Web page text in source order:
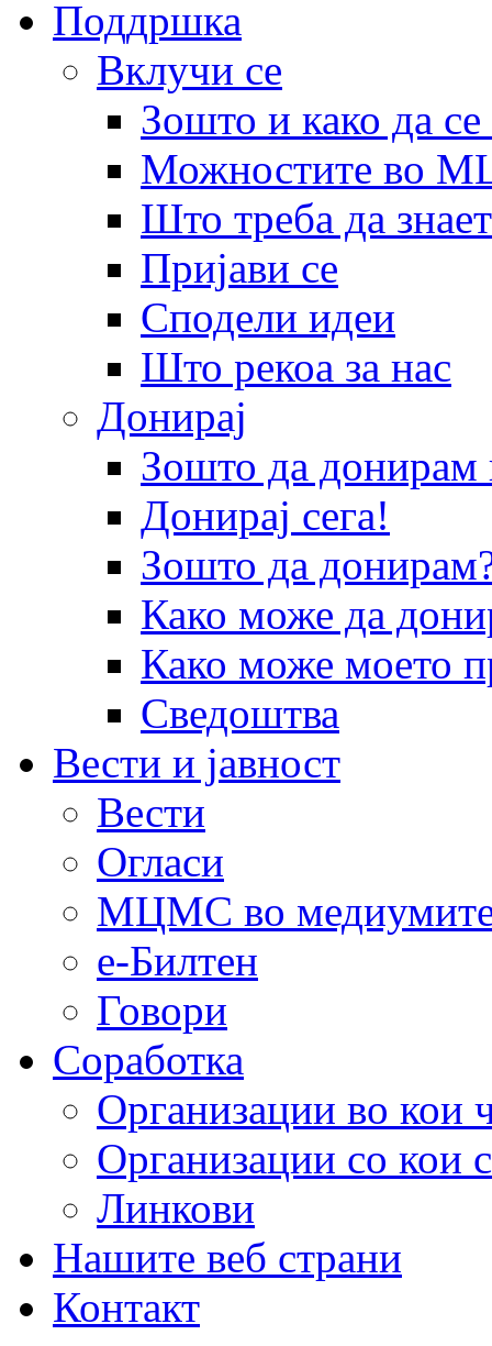
Поддршка
Вклучи се
Зошто и како да
Можностите во
Што треба да
Пријави се
Сподели идеи
Што рекоа за нас
Донирај
Зошто да
Донирај сега!
Зошто да
Како може да
Како може моето
Сведоштва
Вести и јавност
Вести
Огласи
МЦМС во
е-Билтен
Говори
Соработка
Организации во кои
Организации со кои
Линкови
Нашите веб страни
Контакт